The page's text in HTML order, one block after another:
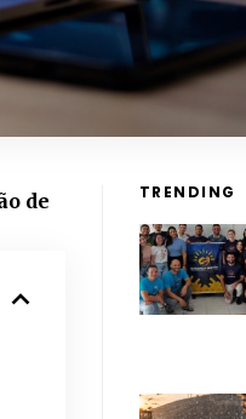
de
TRENDING